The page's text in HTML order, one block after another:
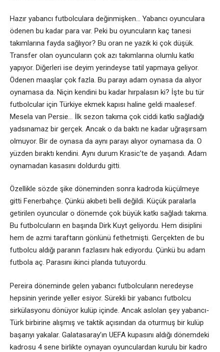
Hazır yabancı futbolculara değinmişken… Yabancı oyunculara
ödenen bu kadar para var. Peki bu oyuncuların kaç tanesi
takımlarına fayda sağlıyor? Bu oran ne yazık ki çok düşük.
Transfer olan oyuncuların çok azı takımlarına olumlu katkı
yapıyor. Diğerleri ise deyim yerindeyse tatil yapmaya geliyor.
Ödenen maaşlar çok fazla. Bu parayı adam oynasa da alıyor
oynamasa da. Niçin kendini bu kadar hırpalasın ki? İşte bu tür
futbolcular için Türkiye ekmek kapısı haline geldi maalesef.
Mesela van Persie… İlk sezon takıma çok ciddi katkı sağladığı
yadsınamaz bir gerçek. Ancak o da baktı ne kadar uğraşırsam
olmuyor. Bir de oynasa da aynı parayı alıyor oynamasa da. O
yüzden bıraktı kendini. Aynı durum Krasic’te de yaşandı. Adam
oynamadan kasasını doldurdu gitti.
Özellikle sözde şike döneminden sonra kadroda küçülmeye
gitti Fenerbahçe. Çünkü akıbeti belli değildi. Küçük paralarla
getirilen oyuncular o dönemde çok büyük katkı sağladı takıma.
Bu futbolcuların en başında Dirk Kuyt geliyordu. Hem disiplini
hem de azmi taraftarın gönlünü fethetmişti. Gerçekten de bu
futbolcu aldığı paranın fazlasını hak ediyordu. Çünkü bu adam
futbola aç. Parasını ikinci planda tutuyordu.
Pereira döneminde gelen yabancı futbolcuların neredeyse
hepsinin yerinde yeller esiyor. Sürekli bir yabancı futbolcu
sirkülasyonu dönüyor kulüp içinde. Ancak aslolan şey yabancı-
Türk birbirine alışmış ve taktik açısından da oturmuş bir kulüp
başarıyı yakalar. Galatasaray’ın UEFA kupasını aldığı dönemdeki
kadrosu 4 sene birlikte oynayan oyunculardan kurulu bir kadro